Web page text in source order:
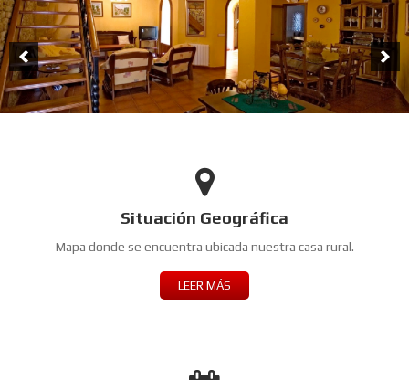
Situación Geográfica
Mapa donde se encuentra ubicada nuestra casa rural.
LEER MÁS